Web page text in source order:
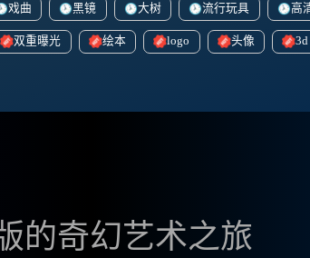
戏曲 黑镜 大树 流行玩具 高
双重曝光 绘本 logo 头像 3d
的奇幻艺术之旅